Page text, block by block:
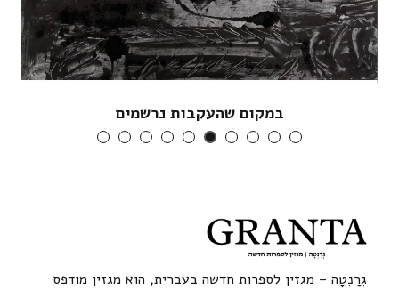
במקום שהעקבות נרשמים
גְרַנְטָה – מגזין לספרות חדשה בעברית, הוא מגזין מודפס